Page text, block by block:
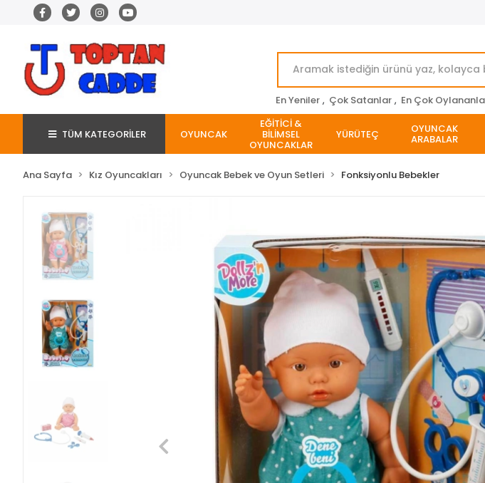
En Yeniler , Çok Satanlar , En Çok
TÜM KATEGORİLER OYUNCAK
EĞİTİCİ &
BİLİMSEL
OYUNCAKLAR
YÜRÜTEÇ OYUNCAK
ARABALAR
Ana Sayfa Kız Oyuncakları Oyuncak Bebek ve Oyun Setleri Fonksiyonlu Bebekler